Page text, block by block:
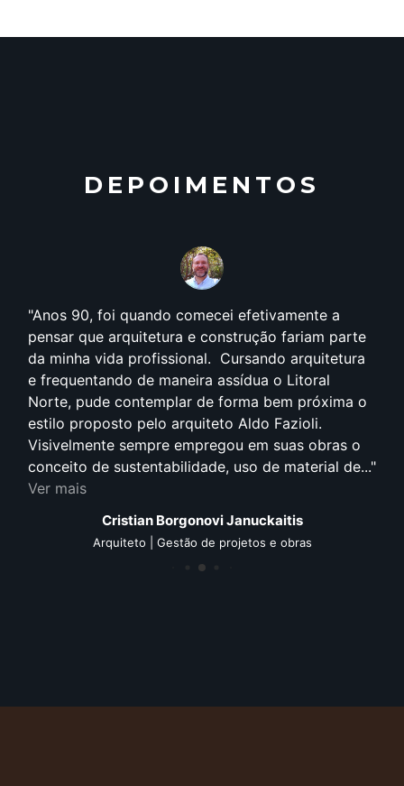
DEPOIMENTOS
Anos 90, foi quando comecei efetivamente a
pensar que arquitetura e construção fariam parte
da minha vida profissional. Cursando arquitetura
e frequentando de maneira assídua o Litoral
Norte, pude contemplar de forma bem próxima o
estilo proposto pelo arquiteto Aldo Fazioli.
Visivelmente sempre empregou em suas obras o
conceito de sustentabilidade, uso de material de...
Ver mais
Cristian Borgonovi Januckaitis
Arquiteto | Gestão de projetos e obras